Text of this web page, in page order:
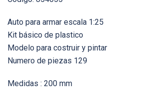
Auto para armar escala 1:25
Kit básico de plastico
Modelo para costruir y pintar
Numero de piezas 129
Medidas : 200 mm